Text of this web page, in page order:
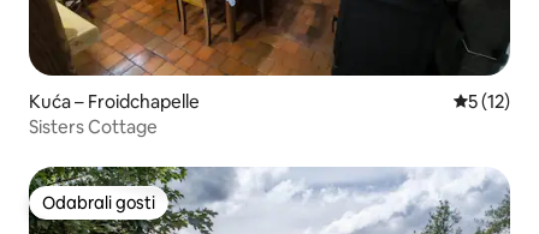
Kuća – Froidchapelle Prosječna
5 (12)
Sisters Cottage
Odabrali gosti
Odabrali gosti